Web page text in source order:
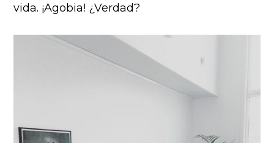
vida. ¡Agobia! ¿Verdad?